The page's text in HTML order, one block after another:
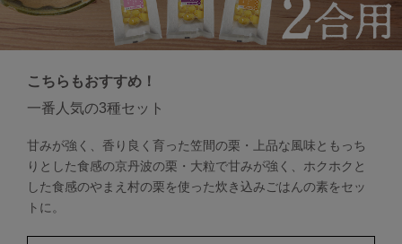
こちらもおすすめ！
一番人気の3種セット
甘みが強く、香り良く育った笠間の栗・上品な風味ともっち
りとした食感の京丹波の栗・大粒で甘みが強く、ホクホクと
した食感のやまえ村の栗を使った炊き込みごはんの素をセッ
トに。